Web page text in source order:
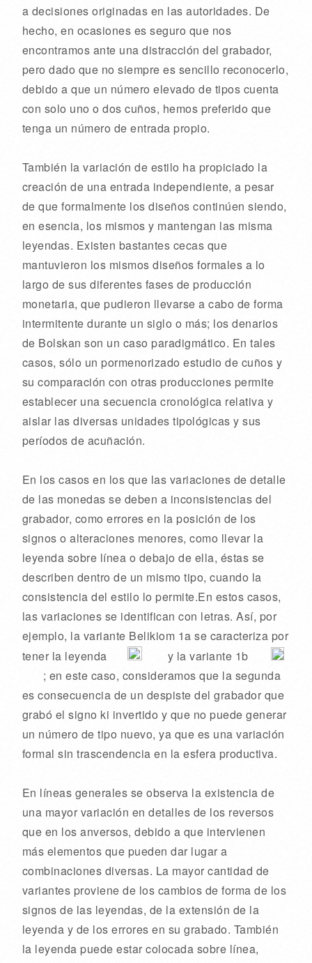
a decisiones originadas en las autoridades. De
hecho, en ocasiones es seguro que nos
encontramos ante una distracción del grabador,
pero dado que no siempre es sencillo reconocerlo,
debido a que un número elevado de tipos cuenta
con solo uno o dos cuños, hemos preferido que
tenga un número de entrada propio.
También la variación de estilo ha propiciado la
creación de una entrada independiente, a pesar
de que formalmente los diseños continúen siendo,
en esencia, los mismos y mantengan las misma
leyendas. Existen bastantes cecas que
mantuvieron los mismos diseños formales a lo
largo de sus diferentes fases de producción
monetaria, que pudieron llevarse a cabo de forma
intermitente durante un siglo o más; los denarios
de Bolskan son un caso paradigmático. En tales
casos, sólo un pormenorizado estudio de cuños y
su comparación con otras producciones permite
establecer una secuencia cronológica relativa y
aislar las diversas unidades tipológicas y sus
períodos de acuñación.
En los casos en los que las variaciones de detalle
de las monedas se deben a inconsistencias del
grabador, como errores en la posición de los
signos o alteraciones menores, como llevar la
leyenda sobre línea o debajo de ella, éstas se
describen dentro de un mismo tipo, cuando la
consistencia del estilo lo permite.En estos casos,
las variaciones se identifican con letras. Así, por
ejemplo, la variante Belikiom 1a se caracteriza por
tener la leyenda
y la variante 1b
; en este caso, consideramos que la segunda
es consecuencia de un despiste del grabador que
grabó el signo ki invertido y que no puede generar
un número de tipo nuevo, ya que es una variación
formal sin trascendencia en la esfera productiva.
En líneas generales se observa la existencia de
una mayor variación en detalles de los reversos
que en los anversos, debido a que intervienen
más elementos que pueden dar lugar a
combinaciones diversas. La mayor cantidad de
variantes proviene de los cambios de forma de los
signos de las leyendas, de la extensión de la
leyenda y de los errores en su grabado. También
la leyenda puede estar colocada sobre línea,